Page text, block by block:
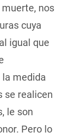
nos
cuya
igual que
medida
se realicen
le son
Pero lo